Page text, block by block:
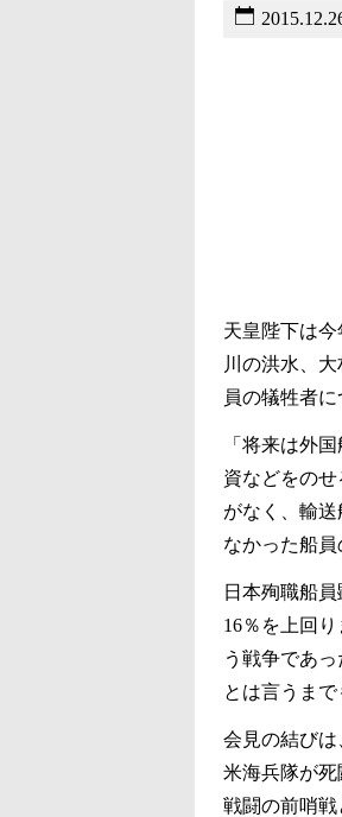
天皇陛下は
川の洪水、
員の犠牲者
「将来は外
資などをの
がなく、輸
なかった船員
日本殉職船
16％を上回
う戦争であ
とは言うまで
会見の結び
米海兵隊が
戦闘の前哨